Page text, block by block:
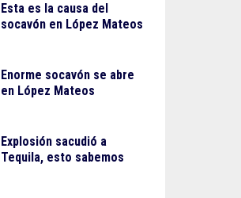
Esta es la causa del
socavón en López Mateos
Enorme socavón se abre
en López Mateos
Explosión sacudió a
Tequila, esto sabemos